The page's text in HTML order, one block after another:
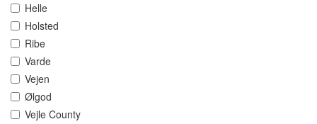
Helle
Holsted
Ribe
Varde
Vejen
Ølgod
Vejle County